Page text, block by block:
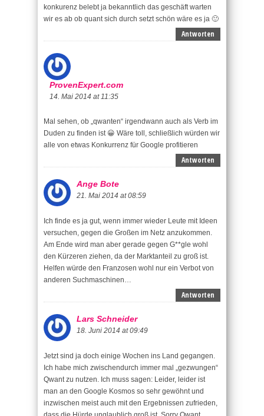
konkurenz belebt ja bekanntlich das geschäft warten
wir es ab ob quant sich durch setzt schön wäre es ja 🙂
Antworten
ProvenExpert.com
14. Mai 2014 at 11:35
Mal sehen, ob „qwanten“ irgendwann auch als Verb im
Duden zu finden ist 😀 Wäre toll, schließlich würden wir
alle von etwas Konkurrenz für Google profitieren
Antworten
Ange Bote
21. Mai 2014 at 08:59
Ich finde es ja gut, wenn immer wieder Leute mit Ideen
versuchen, gegen die Großen im Netz anzukommen.
Am Ende wird man aber gerade gegen G**gle wohl
den Kürzeren ziehen, da der Marktanteil zu groß ist.
Helfen würde den Franzosen wohl nur ein Verbot von
anderen Suchmaschinen…
Antworten
Lars Schneider
18. Juni 2014 at 09:49
Jetzt sind ja doch einige Wochen ins Land gegangen.
Ich habe mich zwischendurch immer mal „gezwungen“
Qwant zu nutzen. Ich muss sagen: Leider, leider ist
man an den Google Kosmos so sehr gewöhnt und
inzwischen meist auch mit den Ergebnissen zufrieden,